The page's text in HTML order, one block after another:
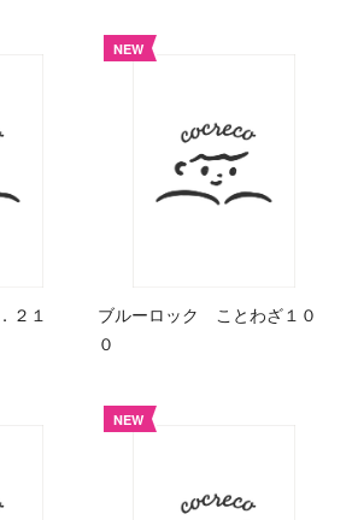
２１
NEW
ブルーロック ことわざ１０
０
NEW